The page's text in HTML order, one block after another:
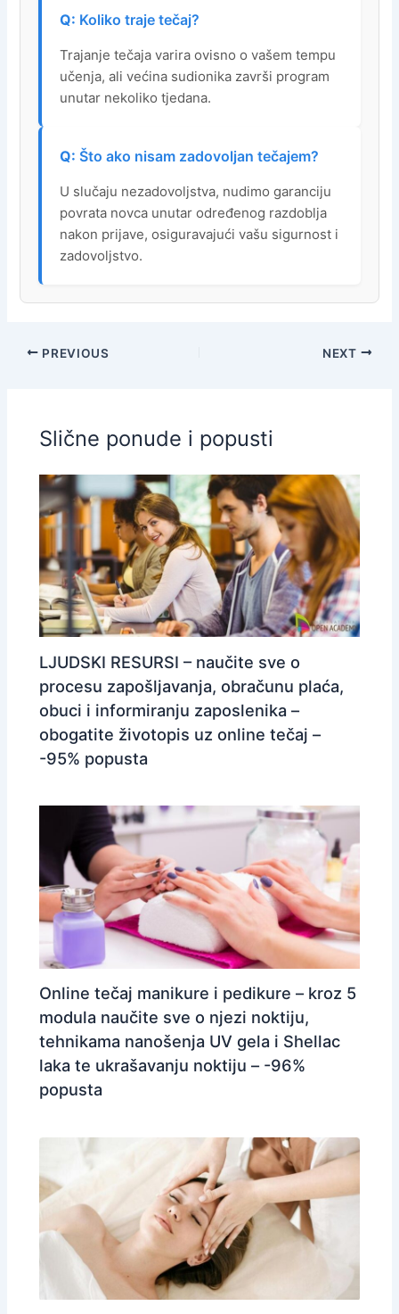
Koliko traje tečaj?
Trajanje tečaja varira ovisno o vašem tempu
učenja, ali većina sudionika završi program
unutar nekoliko tjedana.
Što ako nisam zadovoljan tečajem?
U slučaju nezadovoljstva, nudimo garanciju
povrata novca unutar određenog razdoblja
nakon prijave, osiguravajući vašu sigurnost i
zadovoljstvo.
PREVIOUS NEXT
Slične ponude i popusti
LJUDSKI RESURSI – naučite sve o
procesu zapošljavanja, obračunu plaća,
obuci i informiranju zaposlenika –
obogatite životopis uz online tečaj –
-95% popusta
Online tečaj manikure i pedikure – kroz 5
modula naučite sve o njezi noktiju,
tehnikama nanošenja UV gela i Shellac
laka te ukrašavanju noktiju – -96%
popusta